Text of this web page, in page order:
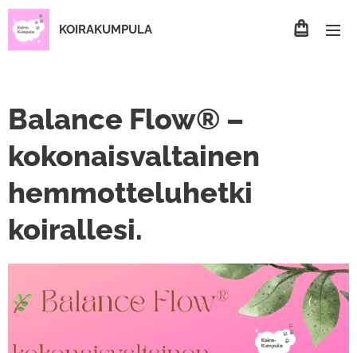
KOIRAKUMPULA
Balance Flow® –
kokonaisvaltainen
hemmotteluhetki
koirallesi.